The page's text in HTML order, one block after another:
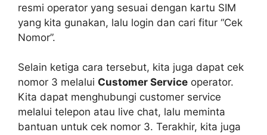
resmi operator yang sesuai dengan kartu SIM
yang kita gunakan, lalu login dan cari fitur “Cek
Nomor”.
Selain ketiga cara tersebut, kita juga dapat cek
nomor 3 melalui Customer Service operator.
Kita dapat menghubungi customer service
melalui telepon atau live chat, lalu meminta
bantuan untuk cek nomor 3. Terakhir, kita juga